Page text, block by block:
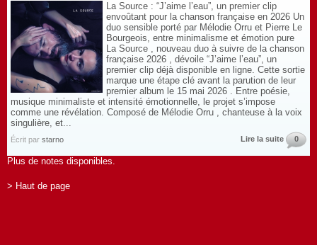
La Source : “J’aime l’eau”, un premier clip
envoûtant pour la chanson française en 2026 Un
duo sensible porté par Mélodie Orru et Pierre Le
Bourgeois, entre minimalisme et émotion pure
La Source , nouveau duo à suivre de la chanson
française 2026 , dévoile “J’aime l’eau”, un
premier clip déjà disponible en ligne. Cette sortie
marque une étape clé avant la parution de leur
premier album le 15 mai 2026 . Entre poésie,
musique minimaliste et intensité émotionnelle, le projet s’impose
comme une révélation. Composé de Mélodie Orru , chanteuse à la voix
singulière, et...
Écrit par starno Lire la suite 0
Plus de notes disponibles.
> Haut de page